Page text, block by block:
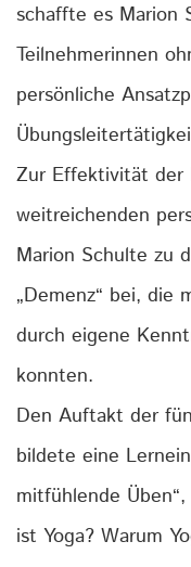
schaffte es Marion
Teilnehmerinnen
persönliche
Zur Effektivität der
weitreichenden
Marion Schulte zu
„Demenz“ bei, die
durch eigene
konnten.
Den Auftakt der
bildete eine
mitfühlende
ist Yoga? Warum